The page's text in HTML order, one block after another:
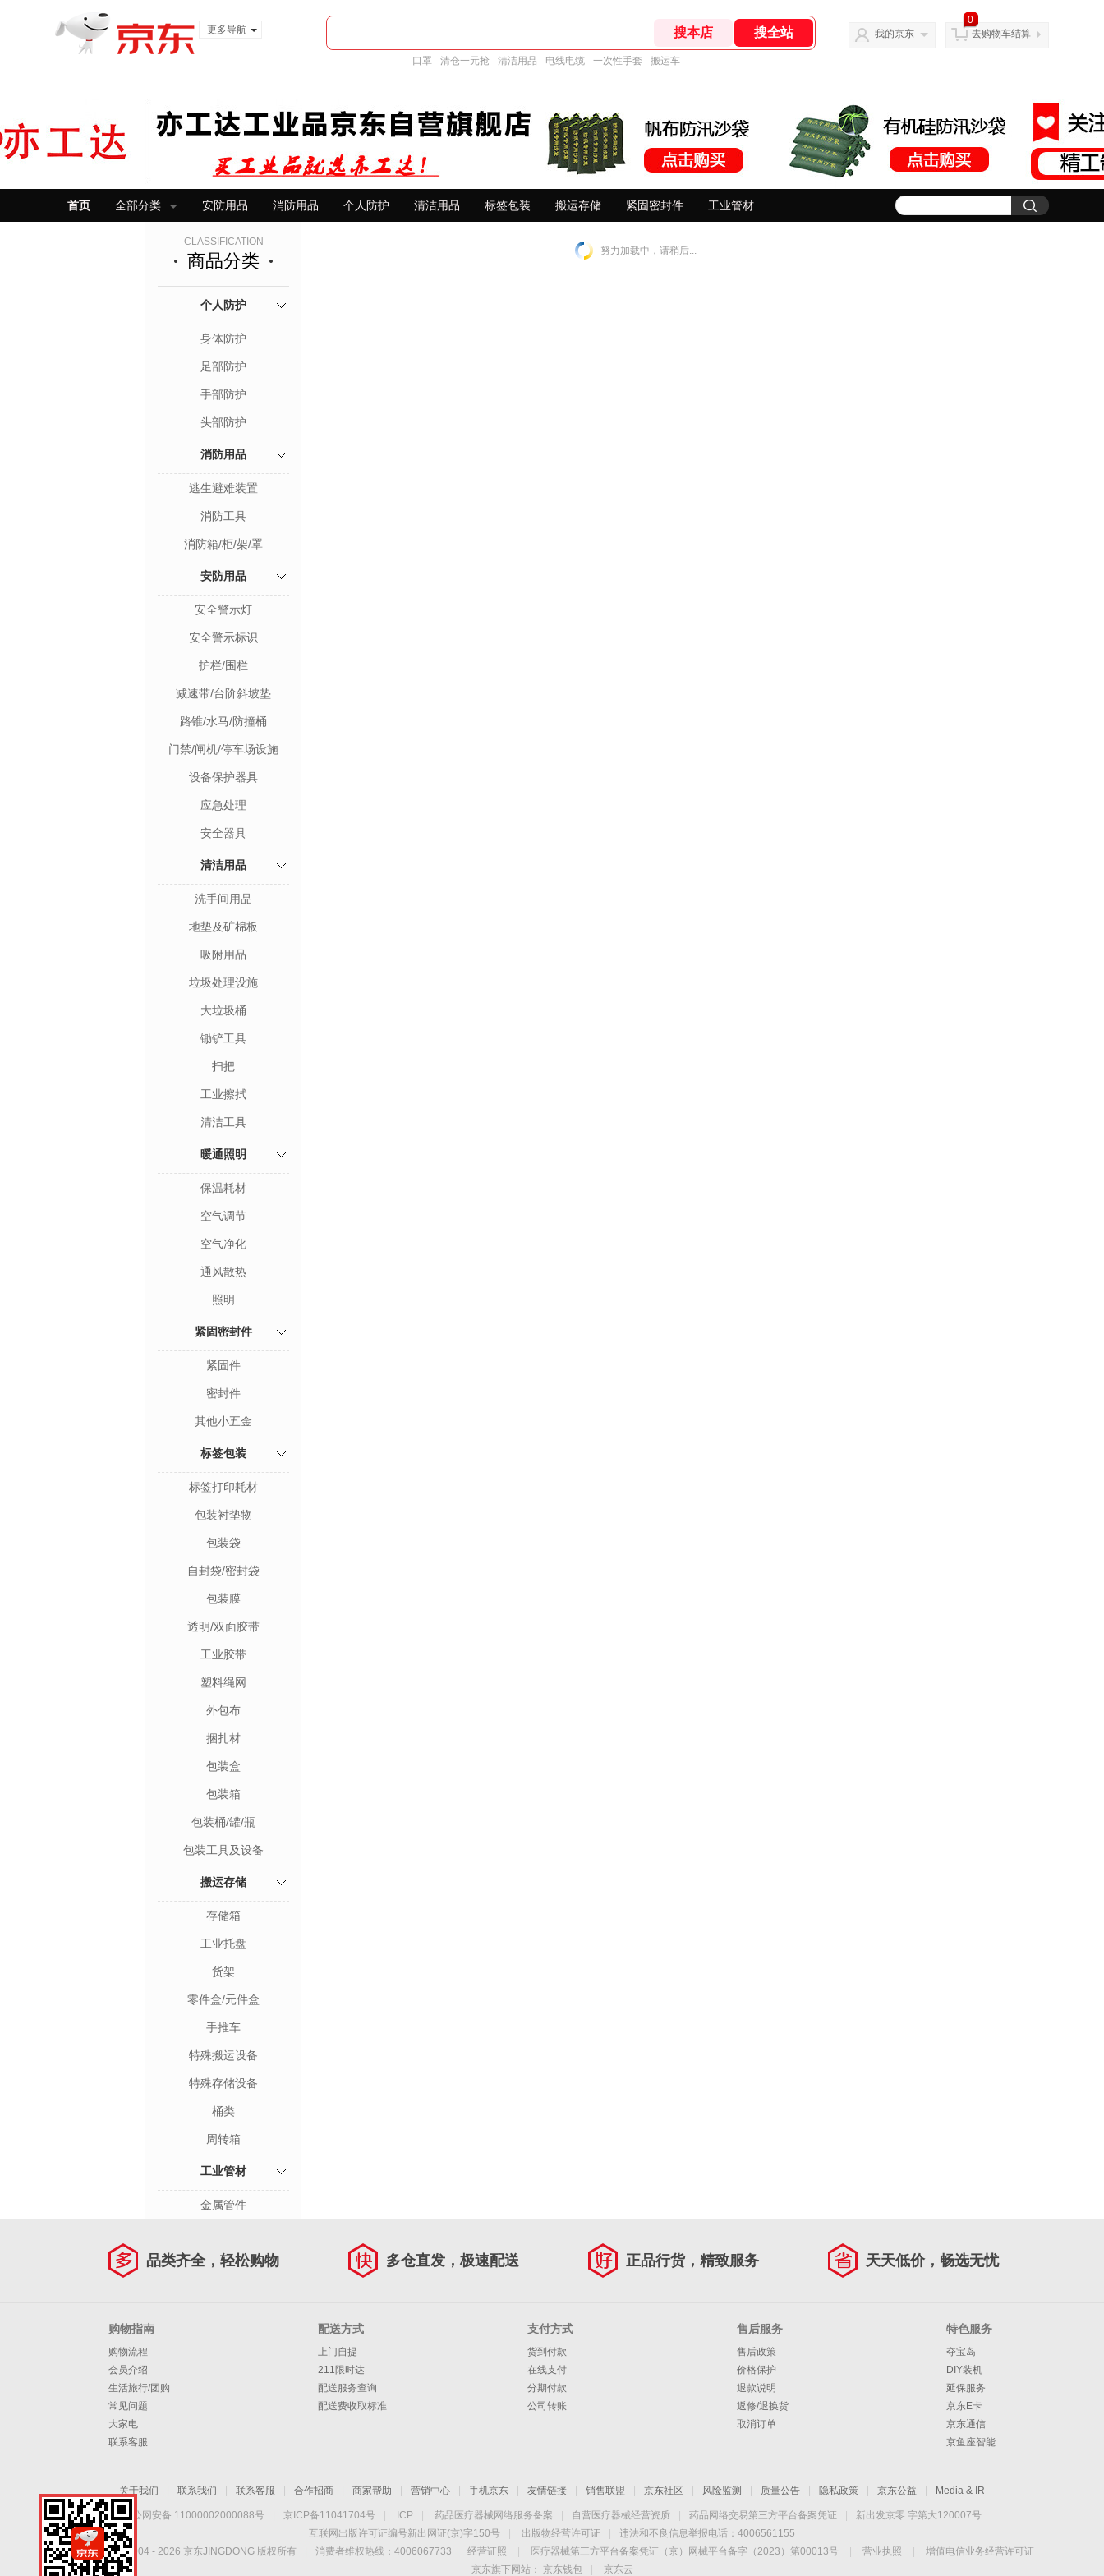
更多导航
口罩 清仓一元抢 清洁用品 电线电缆 一次性手套 搬运车
我的京东
0
去购物车结算
首页 全部分类 安防用品 消防用品 个人防护 清洁用品 标签包装 搬运存储 紧固密封件 工业管材
CLASSIFICATION
商品分类
个人防护
身体防护
足部防护
手部防护
头部防护
消防用品
逃生避难装置
消防工具
消防箱/柜/架/罩
安防用品
安全警示灯
安全警示标识
护栏/围栏
减速带/台阶斜坡垫
路锥/水马/防撞桶
门禁/闸机/停车场设施
设备保护器具
应急处理
安全器具
清洁用品
洗手间用品
地垫及矿棉板
吸附用品
垃圾处理设施
大垃圾桶
锄铲工具
扫把
工业擦拭
清洁工具
暖通照明
保温耗材
空气调节
空气净化
通风散热
照明
紧固密封件
紧固件
密封件
其他小五金
标签包装
标签打印耗材
包装衬垫物
包装袋
自封袋/密封袋
包装膜
透明/双面胶带
工业胶带
塑料绳网
外包布
捆扎材
包装盒
包装箱
包装桶/罐/瓶
包装工具及设备
搬运存储
存储箱
工业托盘
货架
零件盒/元件盒
手推车
特殊搬运设备
特殊存储设备
桶类
周转箱
工业管材
金属管件
努力加载中，请稍后...
品类齐全，轻松购物 多仓直发，极速配送 正品行货，精致服务 天天低价，畅选无忧
购物指南
购物流程
会员介绍
生活旅行/团购
常见问题
大家电
联系客服
配送方式
上门自提
211限时达
配送服务查询
配送费收取标准
支付方式
货到付款
在线支付
分期付款
公司转账
售后服务
售后政策
价格保护
退款说明
返修/退换货
取消订单
特色服务
夺宝岛
DIY装机
延保服务
京东E卡
京东通信
京鱼座智能
关于我们 联系我们 联系客服 合作招商 商家帮助 营销中心 手机京东 友情链接 销售联盟 京东社区 风险监测 质量公告 隐私政策 京东公益 Media & IR
京公网安备 11000002000088号 京ICP备11041704号 ICP 药品医疗器械网络服务备案 自营医疗器械经营资质 药品网络交易第三方平台备案凭证
新出发京零 字第大120007号
互联网出版许可证编号新出网证(京)字150号
出版物经营许可证
违法和不良信息举报电话：4006561155
Copyright © 2004 - 2026 京东JINGDONG 版权所有 消费者维权热线：4006067733 经营证照 医疗器械第三方平台备案凭证（京）网械平台备字（2023）第00013号 营业执照
增值电信业务经营许可证
京东旗下网站：
京东钱包 京东云